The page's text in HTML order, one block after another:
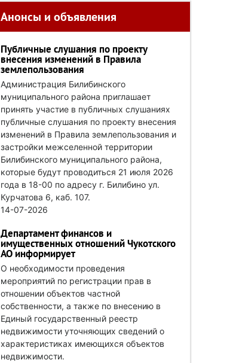
Анонсы и объявления
Публичные слушания по проекту
внесения изменений в Правила
землепользования
Администрация Билибинского
муниципального района приглашает
принять участие в публичных слушаниях
публичные слушания по проекту внесения
изменений в Правила землепользования и
застройки межселенной территории
Билибинского муниципального района,
которые будут проводиться 21 июля 2026
года в 18-00 по адресу г. Билибино ул.
Курчатова 6, каб. 107.
14-07-2026
Департамент финансов и
имущественных отношений Чукотского
АО информирует
О необходимости проведения
мероприятий по регистрации прав в
отношении объектов частной
собственности, а также по внесению в
Единый государственный реестр
недвижимости уточняющих сведений о
характеристиках имеющихся объектов
недвижимости.